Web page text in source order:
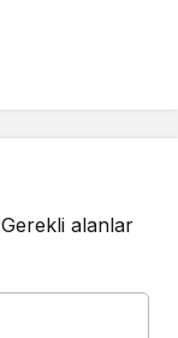
Gerekli alanlar